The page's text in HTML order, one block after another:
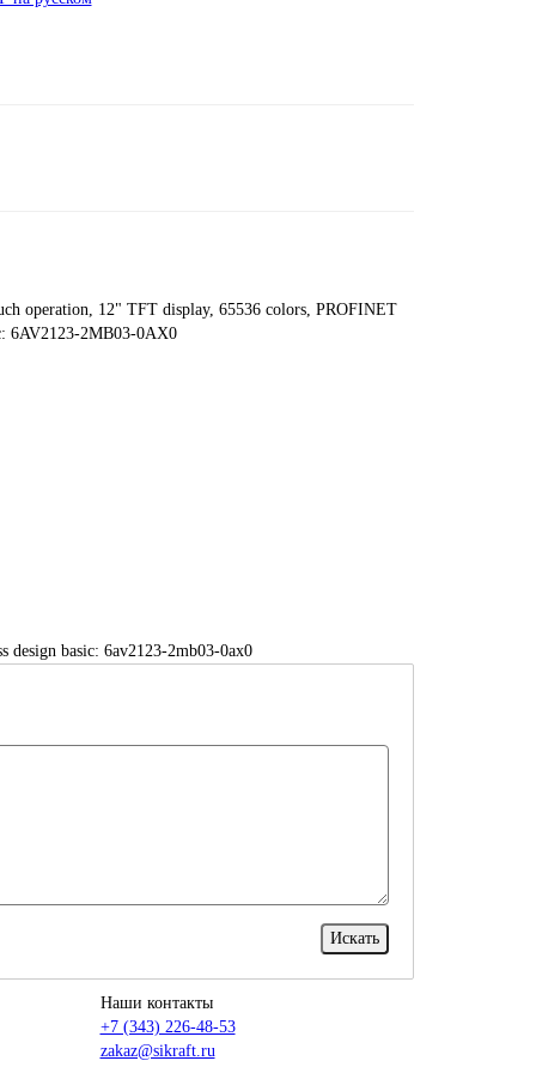
operation, 12" TFT display, 65536 colors, PROFINET
6AV2123-2MB03-0AX0
basic: 6av2123-2mb03-0ax0
Наши контакты
+7 (343) 226-48-53
zakaz@sikraft.ru